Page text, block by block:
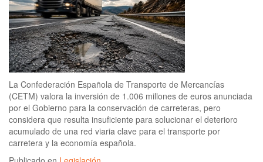
La Confederación Española de Transporte de Mercancías
(CETM) valora la inversión de 1.006 millones de euros anunciada
por el Gobierno para la conservación de carreteras, pero
considera que resulta insuficiente para solucionar el deterioro
acumulado de una red viaria clave para el transporte por
carretera y la economía española.